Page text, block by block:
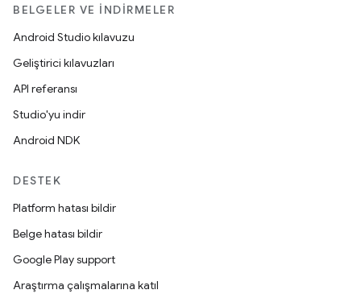
BELGELER VE İNDIRMELER
Android Studio kılavuzu
Geliştirici kılavuzları
API referansı
Studio'yu indir
Android NDK
DESTEK
Platform hatası bildir
Belge hatası bildir
Google Play support
Araştırma çalışmalarına katıl